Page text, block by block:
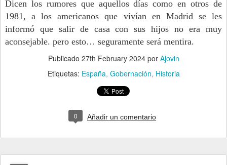
Dicen los rumores que aquellos días como en otros de
1981, a los americanos que vivían en Madrid se les
informó que salir de casa con sus hijos no era muy
aconsejable. pero esto… seguramente será mentira.
Publicado 27th February 2024por Ajovin
Etiquetas: España Gobernación Historia
0 Añadir un comentario